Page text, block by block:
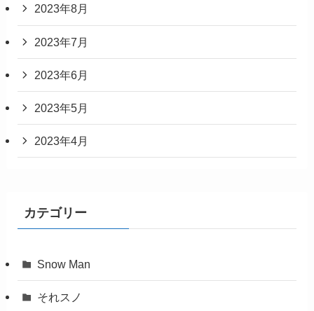
2023年8月
2023年7月
2023年6月
2023年5月
2023年4月
カテゴリー
Snow Man
それスノ